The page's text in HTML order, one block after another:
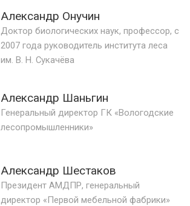
Александр Онучин
Доктор биологических наук, профессор, с
2007 года руководитель института леса
им. В. Н. Сукачёва
Александр Шаньгин
Генеральный директор ГК «Вологодские
лесопромышленники»
Александр Шестаков
Президент АМДПР, генеральный
директор «Первой мебельной фабрики»